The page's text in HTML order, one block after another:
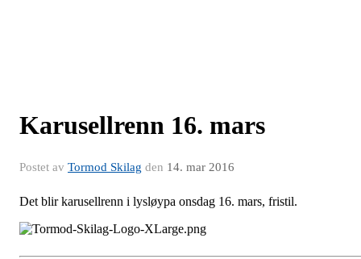
Karusellrenn 16. mars
Postet av Tormod Skilag den 14. mar 2016
Det blir karusellrenn i lysløypa onsdag 16. mars, fristil.